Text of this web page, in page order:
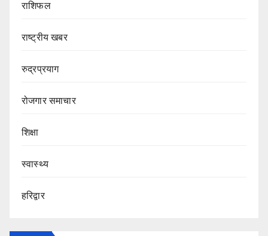
राशिफल
राष्ट्रीय खबर
रुद्रप्रयाग
रोजगार समाचार
शिक्षा
स्वास्थ्य
हरिद्वार